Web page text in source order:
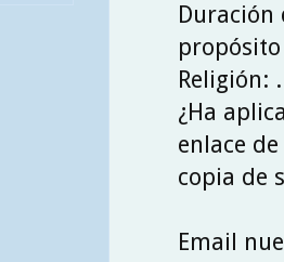
Duración
Religión:
¿Ha
enlace
copia de
Email